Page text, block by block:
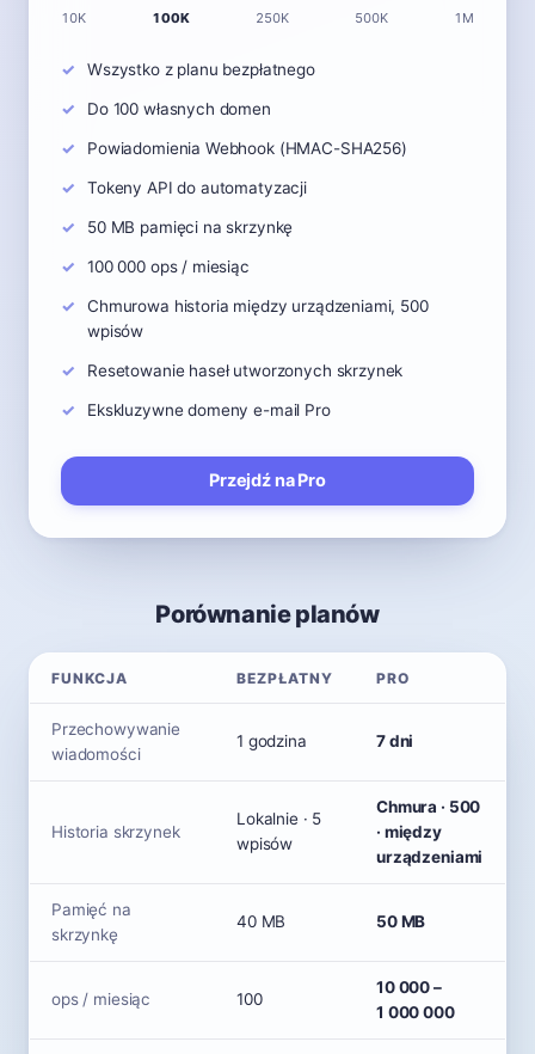
10K 100K 250K 500K 1M
Wszystko z planu bezpłatnego
Do 100 własnych domen
Powiadomienia Webhook (HMAC-SHA256)
Tokeny API do automatyzacji
50 MB pamięci na skrzynkę
100 000 ops / miesiąc
Chmurowa historia między urządzeniami, 500
wpisów
Resetowanie haseł utworzonych skrzynek
Ekskluzywne domeny e-mail Pro
Przejdź na Pro
Porównanie planów
FUNKCJA BEZPŁATNY PRO
Przechowywanie
wiadomości
1 godzina 7 dni
Historia skrzynek
Lokalnie · 5
wpisów
Chmura · 500
· między
urządzeniami
Pamięć na
skrzynkę
40 MB 50 MB
ops / miesiąc 100
10 000 –
1 000 000